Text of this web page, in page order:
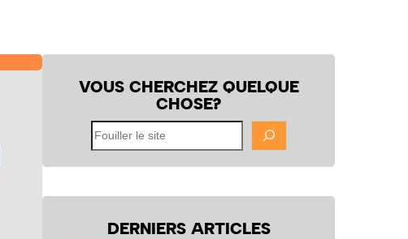
VOUS CHERCHEZ QUELQUE
CHOSE?
Fouiller
le
site
DERNIERS ARTICLES